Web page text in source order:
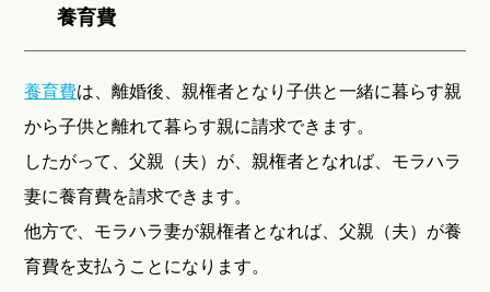
養育費
養育費は、離婚後、親権者となり子供と一緒に暮らす親
から子供と離れて暮らす親に請求できます。
したがって、父親（夫）が、親権者となれば、モラハラ
妻に養育費を請求できます。
他方で、モラハラ妻が親権者となれば、父親（夫）が養
育費を支払うことになります。